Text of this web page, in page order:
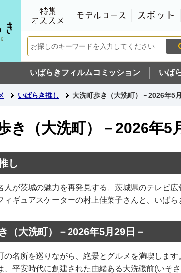
特集
いばらきフィルムコミッション いば
いばらき推し 大洗町歩き（大洗町）－2026年5
き（大洗町）－2026年5
し
人が茨城の魅力を再発見する、茨城県のテレビ広
ィギュアスケーターの村上佳菜子さんと、いば
（大洗町）－2026年5月29日－
の名所を巡りながら、絶景とグルメを満喫します
、平安時代に創建された由緒ある大洗磯前(いそさ